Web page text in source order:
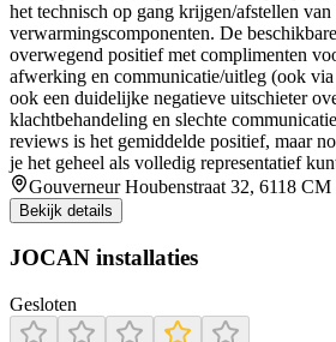
het technisch op gang krijgen/afstellen van
verwarmingscomponenten. De
overwegend positief met complimenten
afwerking en communicatie/uitleg (ook
ook een duidelijke negatieve uitschieter
klachtbehandeling en slechte
reviews is het gemiddelde positief, maar
je het geheel als volledig representatief
Gouverneur Houbenstraat 32, 6118
Bekijk details
JOCAN installaties
Gesloten